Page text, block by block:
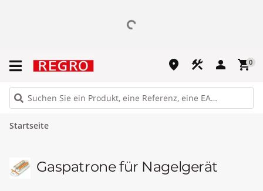
place construction person shopping_cart0
Startseite
Gaspatrone für Nagelgerät